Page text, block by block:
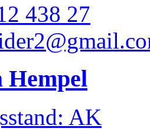
438 27
Hempel
AK